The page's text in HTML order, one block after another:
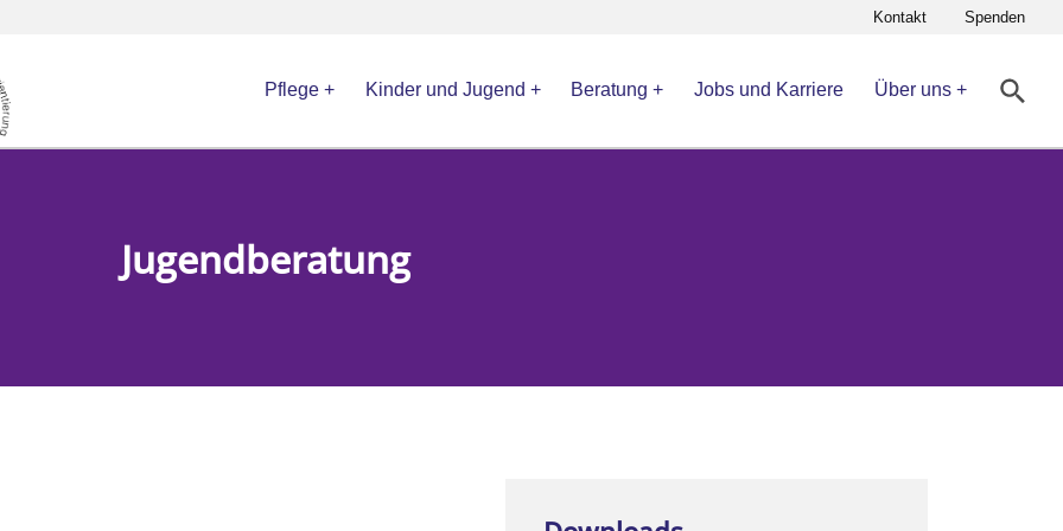
Kontakt Spenden
Pflege Kinder und Jugend Beratung Jobs und Karriere Über uns
Jugendberatung